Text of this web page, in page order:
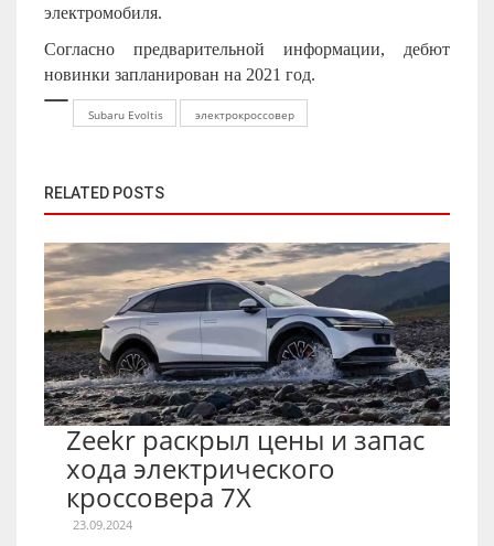
электромобиля.
Согласно предварительной информации, дебют
новинки запланирован на 2021 год.
Subaru Evoltis электрокроссовер
RELATED POSTS
Zeekr раскрыл цены и запас
хода электрического
кроссовера 7X
23.09.2024